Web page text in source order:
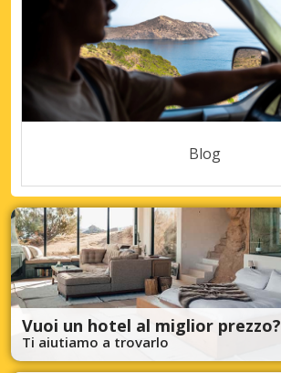
Blog
Vuoi un hotel al miglior prezzo?
Ti aiutiamo a trovarlo